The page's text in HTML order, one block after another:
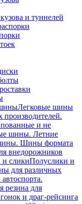
и туннелей
Легковые шины
производителей.
и не
шины. Летние
Шины формата
внедорожников
сликиПолуслики и
для различных
резина для
и драг-рейсинга